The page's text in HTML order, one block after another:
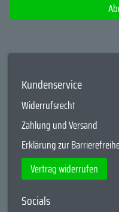
Kundenservice
Widerrufsrecht
Zahlung und Versand
Erklärung zur
Vertrag widerrufen
Socials